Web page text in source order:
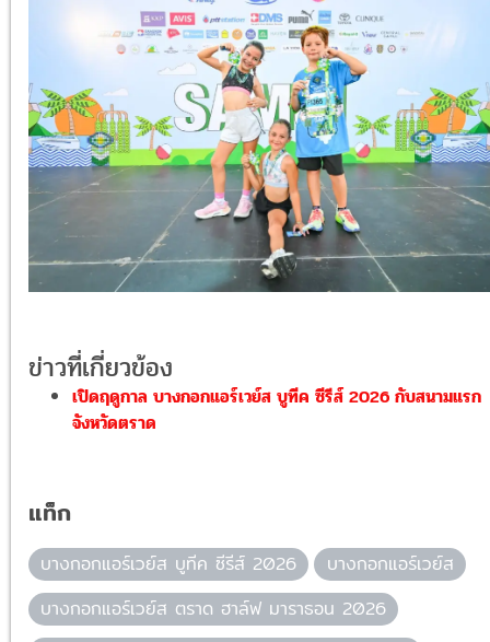
ข่าวที่เกี่ยวข้อง
เปิดฤดูกาล บางกอกแอร์เวย์ส บูทีค ซีรีส์ 2026 กับสนามแรก
จังหวัดตราด
แท็ก
บางกอกแอร์เวย์ส บูทีค ซีรีส์ 2026
บางกอกแอร์เวย์ส
บางกอกแอร์เวย์ส ตราด ฮาล์ฟ มาราธอน 2026